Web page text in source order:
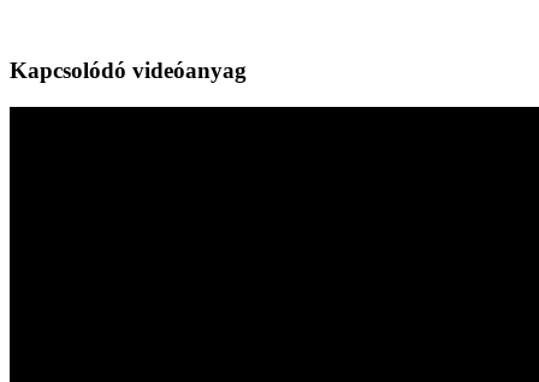
Kapcsolódó videóanyag